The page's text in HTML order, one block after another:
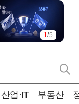
1/5
산업·IT 부동산